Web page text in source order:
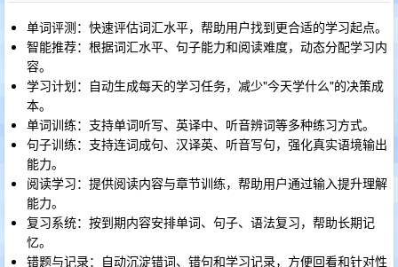
单词评测：快速评估词汇水平，帮助用户找到更合适的学习起点。
智能推荐：根据词汇水平、句子能力和阅读难度，动态分配学习内
容。
学习计划：自动生成每天的学习任务，减少"今天学什么"的决策成
本。
单词训练：支持单词听写、英译中、听音辨词等多种练习方式。
句子训练：支持连词成句、汉译英、听音写句，强化真实语境输出
能力。
阅读学习：提供阅读内容与章节训练，帮助用户通过输入提升理解
能力。
复习系统：按到期内容安排单词、句子、语法复习，帮助长期记
忆。
错题与记录：自动沉淀错词、错句和学习记录，方便回看和针对性